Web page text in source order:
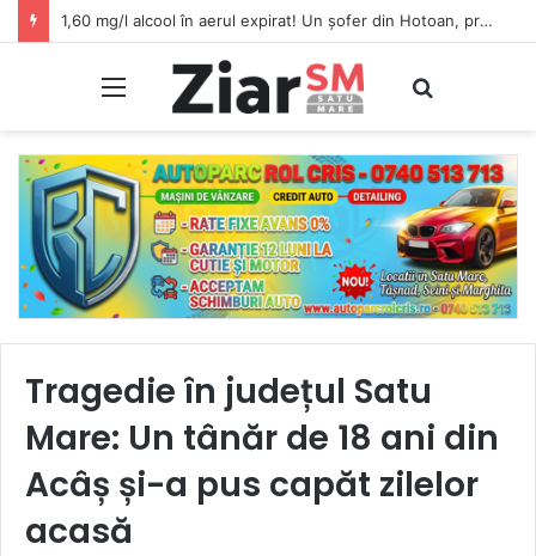
1,60 mg/l alcool în aerul expirat! Un șofer din Hotoan, prins beat criță la volan
Meniu
Tragedie în județul Satu
Mare: Un tânăr de 18 ani din
Acâș și-a pus capăt zilelor
acasă